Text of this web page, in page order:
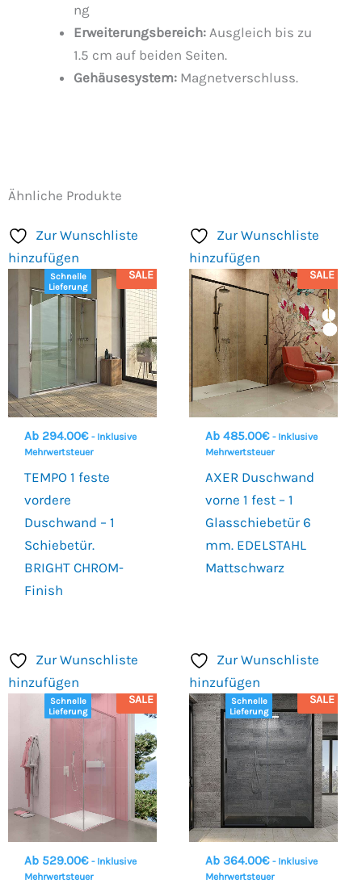
ng
Erweiterungsbereich: Ausgleich bis zu
1.5 cm auf beiden Seiten.
Gehäusesystem: Magnetverschluss.
Ähnliche Produkte
Zur Wunschliste
hinzufügen
Schnelle
Lieferung
SALE
Ab 294.00€ - Inklusive
Mehrwertsteuer
TEMPO 1 feste
vordere
Duschwand – 1
Schiebetür.
BRIGHT CHROM-
Finish
Zur Wunschliste
hinzufügen
SALE
Ab 485.00€ - Inklusive
Mehrwertsteuer
AXER Duschwand
vorne 1 fest – 1
Glasschiebetür 6
mm. EDELSTAHL
Mattschwarz
Zur Wunschliste
hinzufügen
Schnelle
Lieferung
SALE
Ab 529.00€ - Inklusive
Mehrwertsteuer
Zur Wunschliste
hinzufügen
Schnelle
Lieferung
SALE
Ab 364.00€ - Inklusive
Mehrwertsteuer